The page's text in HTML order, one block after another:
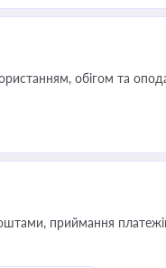
обігом та